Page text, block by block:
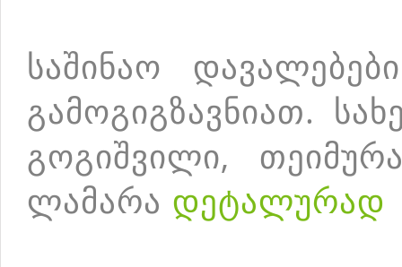
საშინაო
გამოგიგზავნიათ.
გოგიშვილი,
ლამარა დეტალურად